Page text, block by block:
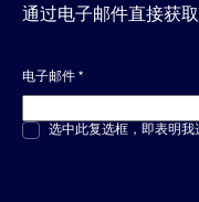
通过电子邮件直接获
电子邮件*
多选或单选*
选中此复选框，即表明我